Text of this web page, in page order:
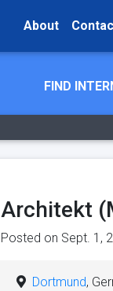
About
FIND
Architekt
Posted on Sept. 1,
Dortmund,